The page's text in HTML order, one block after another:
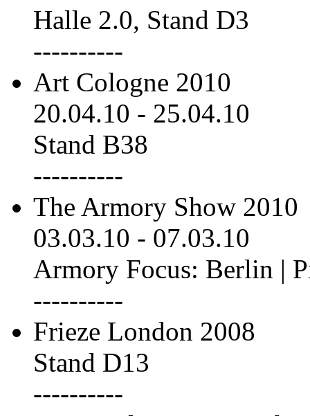
Halle 2.0, Stand D3
----------
Art Cologne 2010
20.04.10 - 25.04.10
Stand B38
----------
The Armory Show 2010
03.03.10 - 07.03.10
Armory Focus: Berlin |
----------
Frieze London 2008
Stand D13
----------